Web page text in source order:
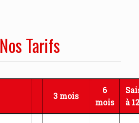
Nos Tarifs
3 mois
6
mois
à